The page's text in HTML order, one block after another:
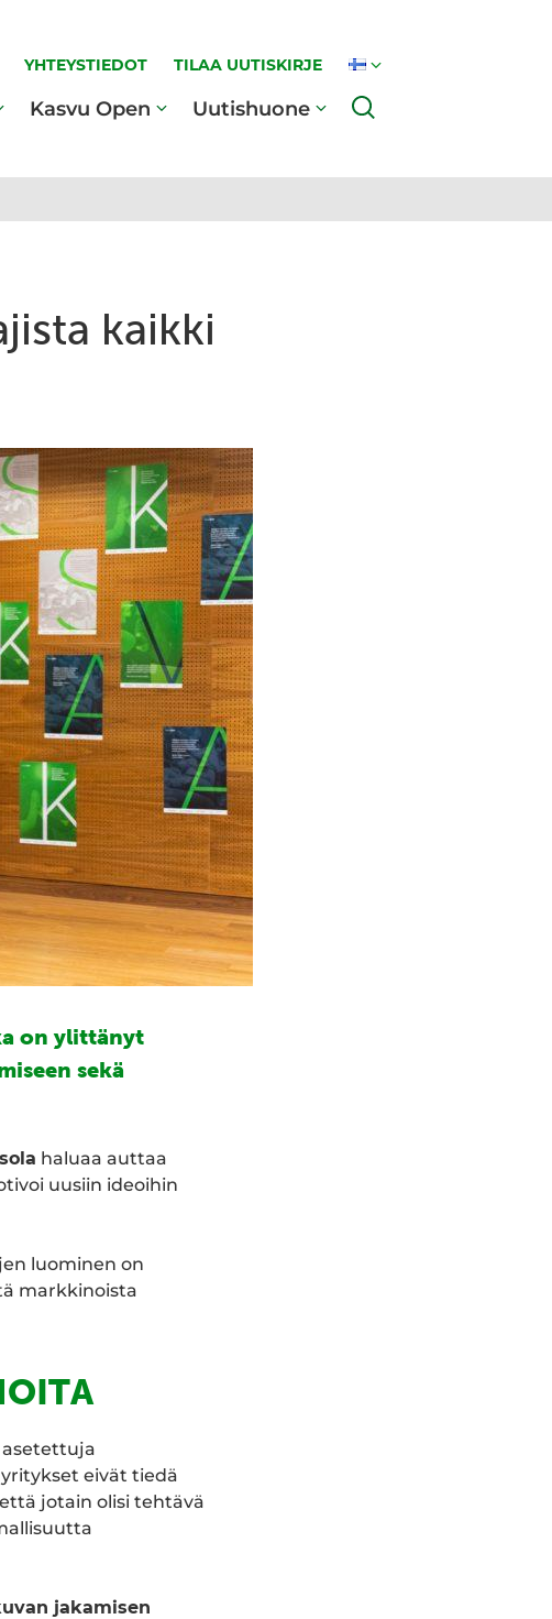
YHTEYSTIEDOT TILAA UUTISKIRJE
Kasvu Open Uutishuone
kaikki
on ylittänyt
sekä
haluaa auttaa
uusiin ideoihin
luominen on
markkinoista
asetettuja
eivät tiedä
jotain olisi tehtävä
jakamisen